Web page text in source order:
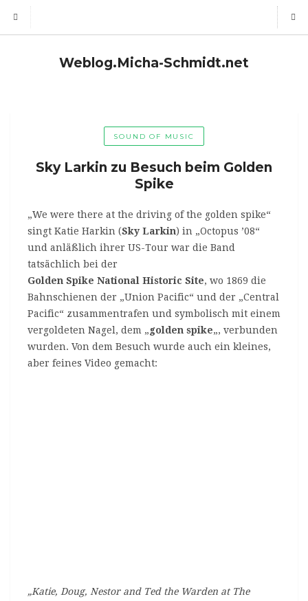
Weblog.Micha-Schmidt.net
SOUND OF MUSIC
Sky Larkin zu Besuch beim Golden
Spike
„We were there at the driving of the golden spike“
singt Katie Harkin (Sky Larkin) in „Octopus ’08“
und anläßlich ihrer US-Tour war die Band
tatsächlich bei der
Golden Spike National Historic Site, wo 1869 die
Bahnschienen der „Union Pacific“ und der „Central
Pacific“ zusammentrafen und symbolisch mit einem
vergoldeten Nagel, dem „golden spike„, verbunden
wurden. Von dem Besuch wurde auch ein kleines,
aber feines Video gemacht:
„Katie, Doug, Nestor and Ted the Warden at The